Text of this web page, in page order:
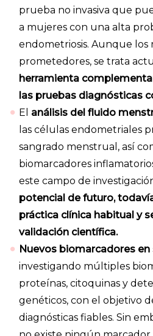
prueba no invasiva que
a mujeres con una alta
endometriosis. Aunque los
prometedores, se trata
herramienta
las pruebas diagnósticas
El análisis del fluido
las células endometriales
sangrado menstrual, así
biomarcadores
este campo de
potencial de futuro,
práctica clínica habitual y
validación científica.
Nuevos biomarcadores en
investigando múltiples
proteínas, citoquinas y
genéticos, con el objetivo
diagnósticas fiables. Sin